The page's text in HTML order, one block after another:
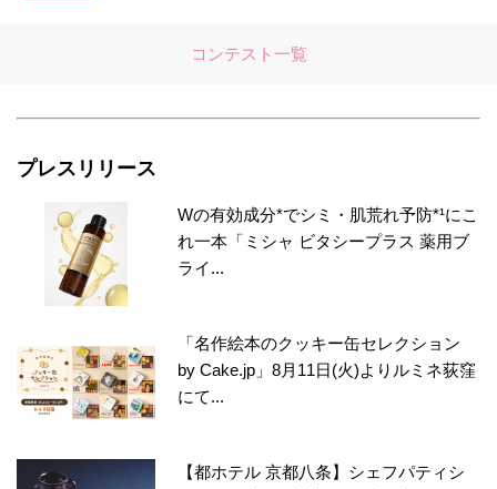
コンテスト一覧
プレスリリース
Wの有効成分*でシミ・肌荒れ予防*¹にこ
れ一本「ミシャ ビタシープラス 薬用ブ
ライ...
「名作絵本のクッキー缶セレクション
by Cake.jp」8月11日(火)よりルミネ荻窪
にて...
【都ホテル 京都八条】シェフパティシ